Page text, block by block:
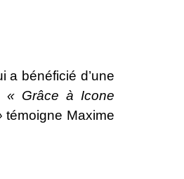
a bénéficié d’une
« Grâce à Icone
témoigne Maxime